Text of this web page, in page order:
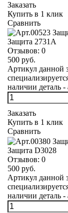
Заказать
Купить в 1 клик
Сравнить
Защита 2731А
Отзывов: 0
500 руб.
Артикул данной
наличии деталь -
Заказать
Купить в 1 клик
Сравнить
Защита D3028
Отзывов: 0
500 руб.
Артикул данной
наличии деталь